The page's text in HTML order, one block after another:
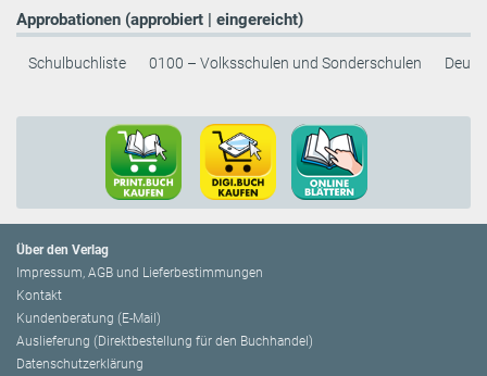
Approbationen (approbiert | eingereicht)
Schulbuchliste 0100 – Volksschulen und Sonderschulen
Über den Verlag
Impressum, AGB und Lieferbestimmungen
Kontakt
Kundenberatung (E-Mail)
Auslieferung (Direktbestellung für den Buchhandel)
Datenschutzerklärung